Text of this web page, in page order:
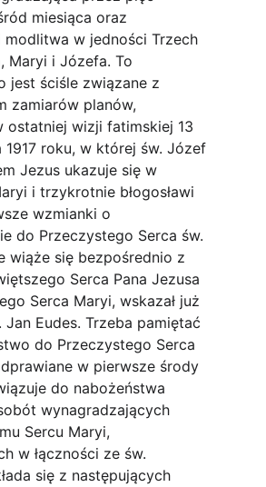
miesiąca oraz
modlitwa w jedności Trzech
Maryi i Józefa. To
jest ściśle związane z
zamiarów planów,
ostatniej wizji fatimskiej 13
1917 roku, w której św. Józef
Jezus ukazuje się w
i trzykrotnie błogosławi
wzmianki o
do Przeczystego Serca św.
wiąże się bezpośrednio z
Serca Pana Jezusa
Serca Maryi, wskazał już
Jan Eudes. Trzeba pamiętać
do Przeczystego Serca
w pierwsze środy
do nabożeństwa
wynagradzających
Sercu Maryi,
w łączności ze św.
się z następujących